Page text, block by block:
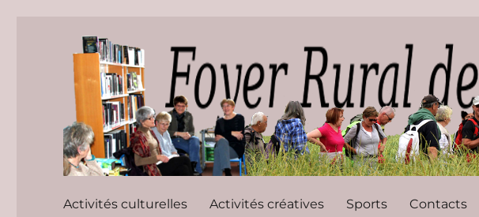
Foyer Rural de
Activités culturelles Activités créatives Sports Contacts